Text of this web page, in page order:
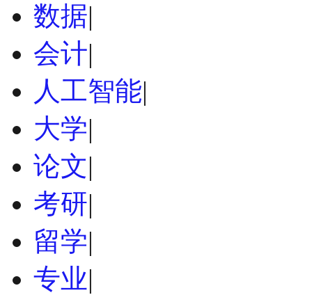
数据|
会计|
人工智能|
大学|
论文|
考研|
留学|
专业|